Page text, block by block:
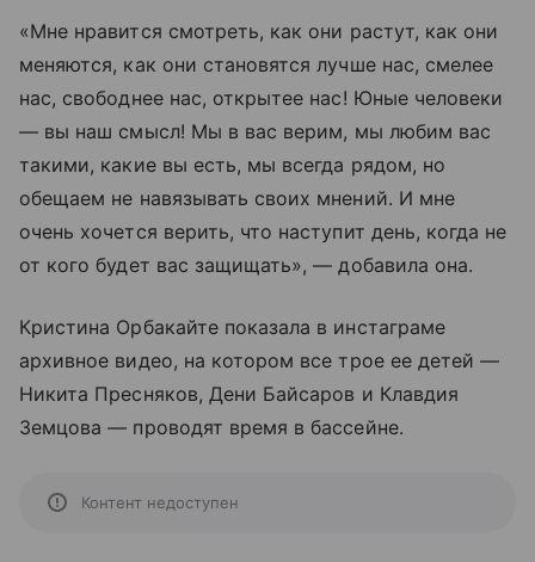
«Мне нравится смотреть, как они растут, как они
меняются, как они становятся лучше нас, смелее
нас, свободнее нас, открытее нас! Юные человеки
— вы наш смысл! Мы в вас верим, мы любим вас
такими, какие вы есть, мы всегда рядом, но
обещаем не навязывать своих мнений. И мне
очень хочется верить, что наступит день, когда не
от кого будет вас защищать», — добавила она.
Кристина Орбакайте показала в инстаграме
архивное видео, на котором все трое ее детей —
Никита Пресняков, Дени Байсаров и Клавдия
Земцова — проводят время в бассейне.
Контент недоступен